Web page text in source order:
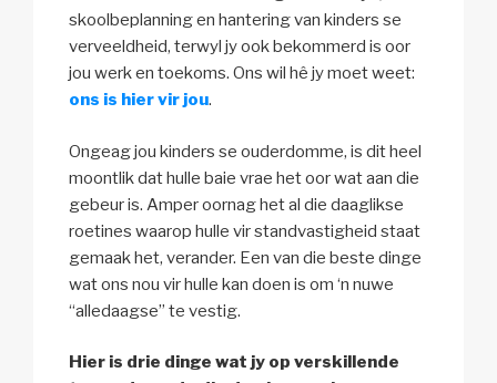
skoolbeplanning en hantering van kinders se
verveeldheid, terwyl jy ook bekommerd is oor
jou werk en toekoms. Ons wil hê jy moet weet:
ons is hier vir jou.
Ongeag jou kinders se ouderdomme, is dit heel
moontlik dat hulle baie vrae het oor wat aan die
gebeur is. Amper oornag het al die daaglikse
roetines waarop hulle vir standvastigheid staat
gemaak het, verander. Een van die beste dinge
wat ons nou vir hulle kan doen is om ‘n nuwe
“alledaagse” te vestig.
Hier is drie dinge wat jy op verskillende